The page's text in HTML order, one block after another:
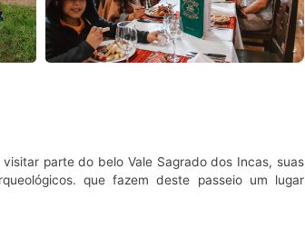
parte do belo Vale Sagrado dos Incas, suas
que fazem deste passeio um lugar